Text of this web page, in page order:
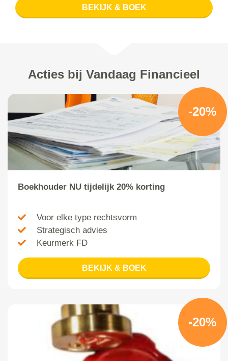
BEKIJK & BOEK
Acties bij Vandaag Financieel
-20%
Boekhouder NU tijdelijk 20% korting
Voor elke type rechtsvorm
Strategisch advies
Keurmerk FD
BEKIJK & BOEK
-20%